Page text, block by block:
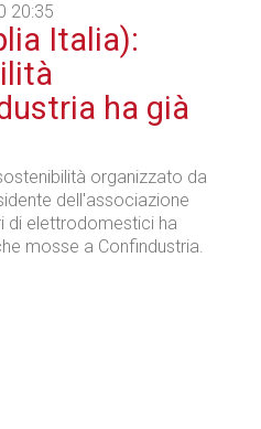
20:35
Italia):
ha già
organizzato da
dell'associazione
di elettrodomestici ha
mosse a Confindustria.